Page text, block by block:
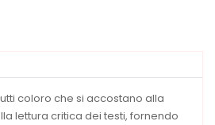
coloro che si accostano alla
lettura critica dei testi, fornendo